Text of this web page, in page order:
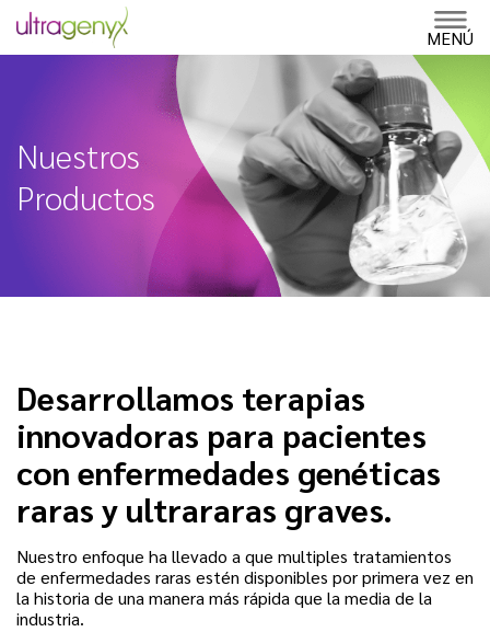
Skip
content
MENÚ
Nuestros
Productos
Desarrollamos terapias
innovadoras para pacientes
con enfermedades genéticas
raras y ultrararas graves.
Nuestro enfoque ha llevado a que multiples tratamientos
de enfermedades raras estén disponibles por primera vez en
la historia de una manera más rápida que la media de la
industria.